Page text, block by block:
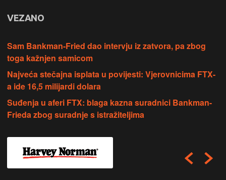
VEZANO
Sam Bankman-Fried dao intervju iz zatvora, pa zbog
toga kažnjen samicom
Najveća stečajna isplata u povijesti: Vjerovnicima FTX-
a ide 16,5 milijardi dolara
Suđenja u aferi FTX: blaga kazna suradnici Bankman-
Frieda zbog suradnje s istražiteljima